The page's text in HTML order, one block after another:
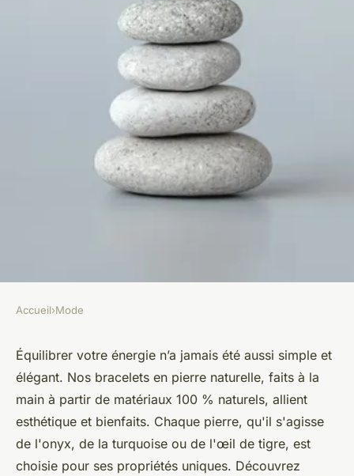
Équilibrez votre énergie avec
nos bracelets en pierre
naturelle
Côme•24 février 2025•3 min de lecture
Accueil›Mode
Équilibrer votre énergie n’a jamais été aussi simple et
élégant. Nos bracelets en pierre naturelle, faits à la
main à partir de matériaux 100 % naturels, allient
esthétique et bienfaits. Chaque pierre, qu'il s'agisse
de l'onyx, de la turquoise ou de l'œil de tigre, est
choisie pour ses propriétés uniques. Découvrez